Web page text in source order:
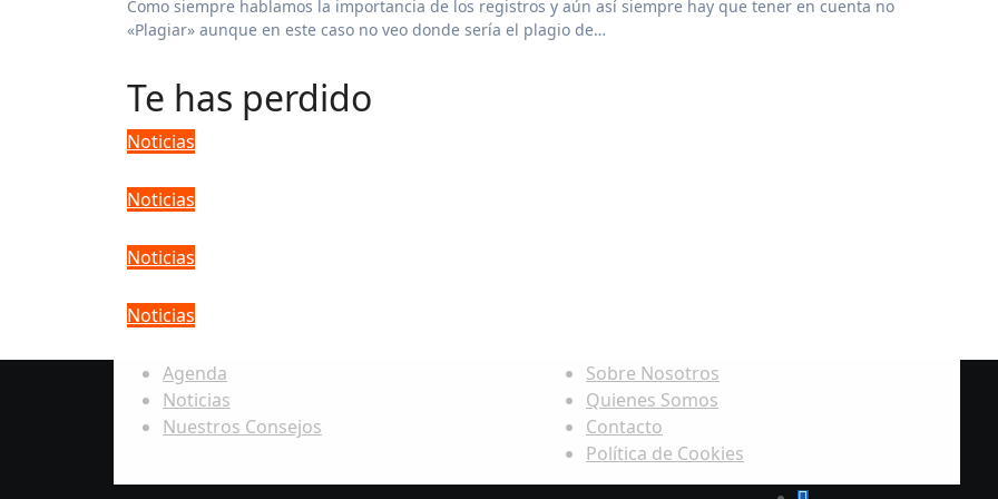
Como siempre hablamos la importancia de los registros y aún así siempre hay que tener en cuenta no
«Plagiar» aunque en este caso no veo donde sería el plagio de…
Te has perdido
Noticias
Noticias
Noticias
Noticias
Agenda
Noticias
Nuestros Consejos
Sobre Nosotros
Quienes Somos
Contacto
Política de Cookies